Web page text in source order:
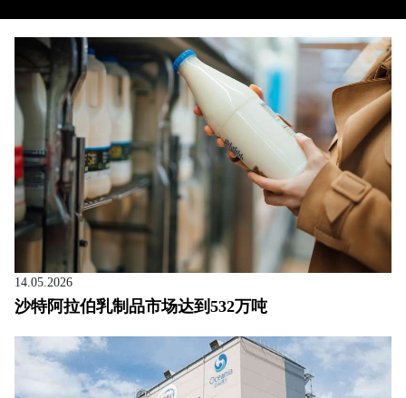
14.05.2026
沙特阿拉伯乳制品市场达到532万吨